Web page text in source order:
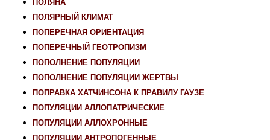
ПОЛЯНА
ПОЛЯРНЫЙ КЛИМАТ
ПОПЕРЕЧНАЯ ОРИЕНТАЦИЯ
ПОПЕРЕЧНЫЙ ГЕОТРОПИЗМ
ПОПОЛНЕНИЕ ПОПУЛЯЦИИ
ПОПОЛНЕНИЕ ПОПУЛЯЦИИ ЖЕРТВЫ
ПОПРАВКА ХАТЧИНСОНА К ПРАВИЛУ ГАУЗЕ
ПОПУЛЯЦИИ АЛЛОПАТРИЧЕСКИЕ
ПОПУЛЯЦИИ АЛЛОХРОННЫЕ
ПОПУЛЯЦИИ АНТРОПОГЕННЫЕ